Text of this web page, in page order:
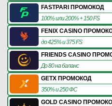
FASTPARI ПРОМОКОД
100% или 200% + 150 FS
FENIX CASINO
до 425% и 375 FS
FRIENDS CASINO
До 80 на баланс
GETX ПРОМОКОД
350% и 250 ФС
GOLD CASINO